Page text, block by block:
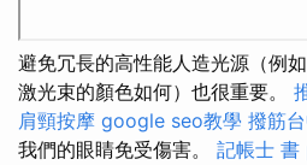
避免冗長的高性能人造光源（例
激光束的顏色如何）也很重要。
肩頸按摩 google seo教學 撥筋
我們的眼睛免受傷害。 記帳士